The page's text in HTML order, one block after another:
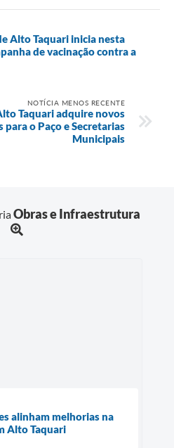
Alto Taquari inicia nesta
de vacinação contra a
NOTÍCIA MENOS RECENTE
Taquari adquire novos
o Paço e Secretarias
Municipais
Obras e Infraestrutura
alinham melhorias na
Alto Taquari